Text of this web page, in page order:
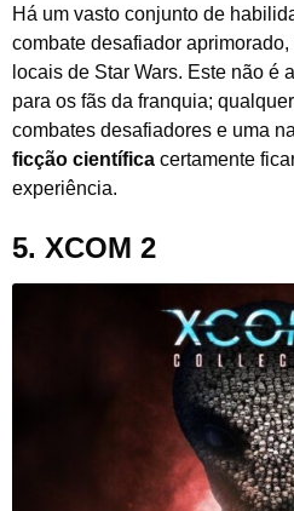
Há um vasto conjunto de
combate desafiador
locais de Star Wars. Este não é
para os fãs da franquia;
combates desafiadores e uma
ficção científica certamente
experiência.
5. XCOM 2